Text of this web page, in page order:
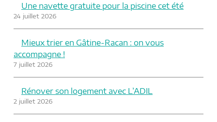
Une navette gratuite pour la piscine cet été
24 juillet 2026
Mieux trier en Gâtine-Racan : on vous
accompagne !
7 juillet 2026
Rénover son logement avec L’ADIL
2 juillet 2026